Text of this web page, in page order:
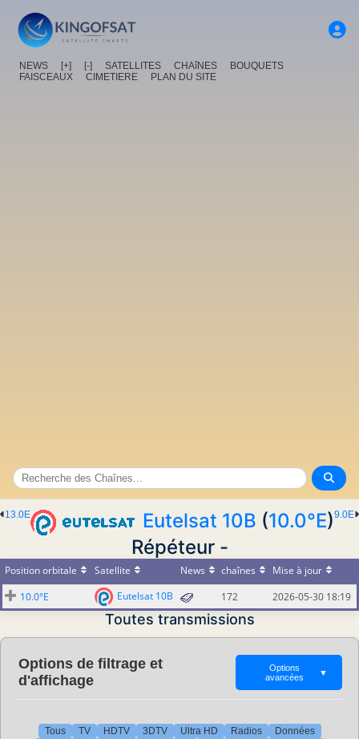
NEWS [+] [-] SATELLITES CHAîNES
BOUQUETS
FAISCEAUX
CIMETIERE PLAN DU SITE
9.0E
13.0E Eutelsat 10B (10.0°E)
Répéteur -
Position orbitale Satellite News chaînes
Mise à jour
10.0°E
Eutelsat 10B 172 2026-05-30 18:19
Toutes transmissions
Options de filtrage et
d'affichage
Options
avancées
▼
Tous TV HDTV 3DTV Ultra HD Radios
Données